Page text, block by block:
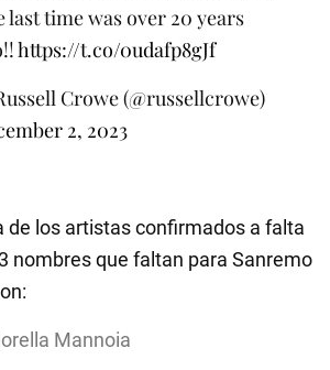
last time was over 20 years
https://t.co/0udafp8gJf
Crowe (@russellcrowe)
2, 2023
de los artistas confirmados a falta
nombres que faltan para Sanremo
Mannoia